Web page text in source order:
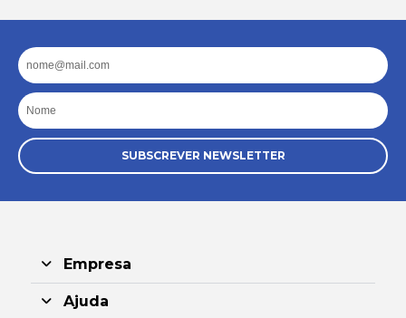
Email
Nome
SUBSCREVER NEWSLETTER
Empresa
Ajuda